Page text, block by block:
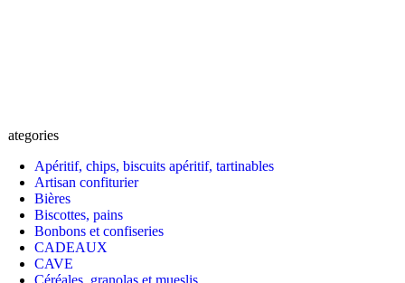
Apéritif, chips, biscuits apéritif, tartinables
Artisan confiturier
Bières
Biscottes, pains
Bonbons et confiseries
CADEAUX
CAVE
Céréales, granolas et mueslis